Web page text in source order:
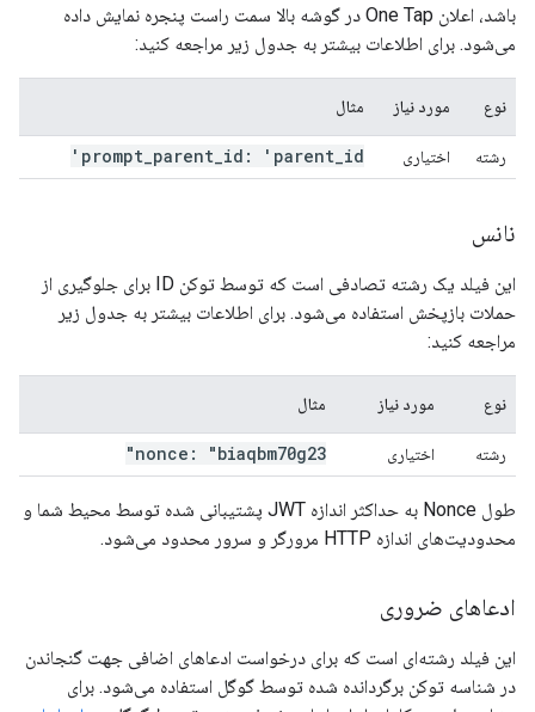
باشد، اعلان One Tap در گوشه بالا سمت راست پنجره نمایش داده
می‌شود. برای اطلاعات بیشتر به جدول زیر مراجعه کنید:
نوع مورد نیاز مثال
رشته اختیاری prompt parent id: 'parent id'
نانس
این فیلد یک رشته تصادفی است که توسط توکن ID برای جلوگیری از
حملات بازپخش استفاده می‌شود. برای اطلاعات بیشتر به جدول زیر
مراجعه کنید:
نوع مورد نیاز مثال
رشته اختیاری nonce: "biaqbm70g23"
طول Nonce به حداکثر اندازه JWT پشتیبانی شده توسط محیط شما و
محدودیت‌های اندازه HTTP مرورگر و سرور محدود می‌شود.
ادعاهای ضروری
این فیلد رشته‌ای است که برای درخواست ادعاهای اضافی جهت گنجاندن
در شناسه توکن برگردانده شده توسط گوگل استفاده می‌شود. برای